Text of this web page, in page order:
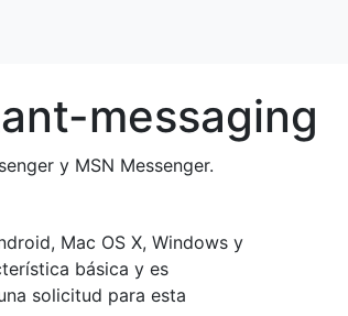
messaging
y MSN Messenger.
Mac OS X, Windows y
básica y es
solicitud para esta